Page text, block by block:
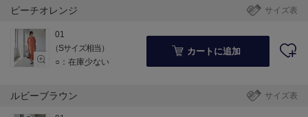
サイズ表
ピーチオレンジ
01
（Sサイズ相当）
○：在庫少ない
カートに追加
サイズ表
ルビーブラウン